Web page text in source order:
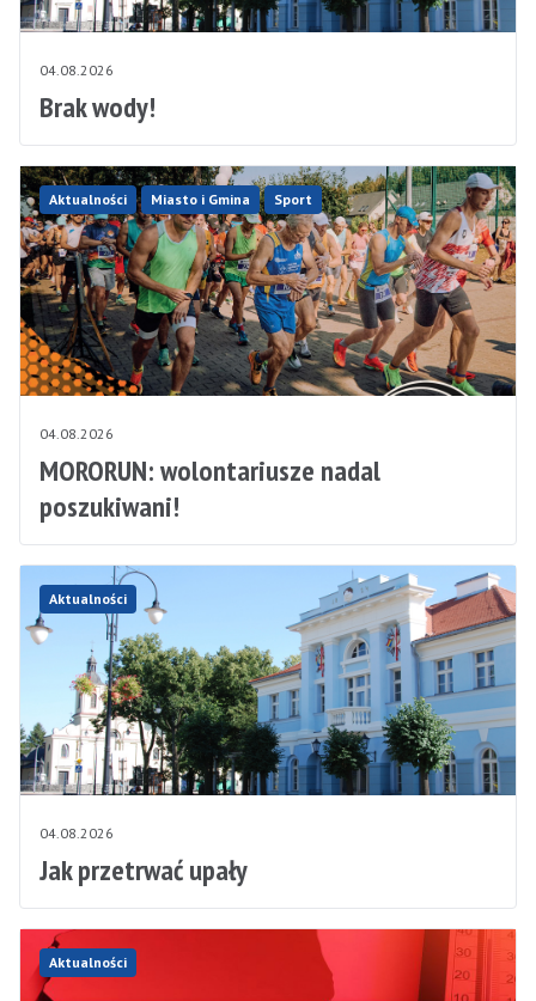
04.08.2026
Brak wody!
Aktualności Miasto i Gmina Sport
04.08.2026
MORORUN: wolontariusze nadal
poszukiwani!
Aktualności
04.08.2026
Jak przetrwać upały
Aktualności